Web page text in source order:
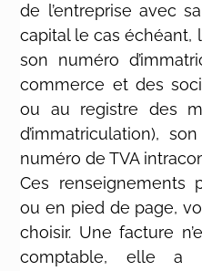
de l’entreprise avec
capital le cas échéant,
son numéro
commerce et des
ou au registre des
d’immatriculation),
numéro de TVA
Ces renseignements
ou en pied de page,
choisir. Une facture
comptable, elle a